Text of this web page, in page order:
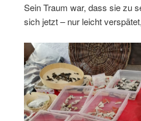
Sein Traum war, dass sie zu
sich jetzt – nur leicht